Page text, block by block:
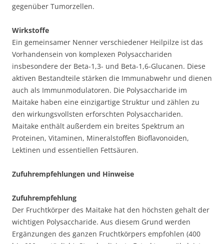
gegenüber Tumorzellen.
Wirkstoffe
Ein gemeinsamer Nenner verschiedener Heilpilze ist das
Vorhandensein von komplexen Polysacchariden
insbesondere der Beta-1,3- und Beta-1,6-Glucanen. Diese
aktiven Bestandteile stärken die Immunabwehr und dienen
auch als Immunmodulatoren. Die Polysaccharide im
Maitake haben eine einzigartige Struktur und zählen zu
den wirkungsvollsten erforschten Polysacchariden.
Maitake enthält außerdem ein breites Spektrum an
Proteinen, Vitaminen, Mineralstoffen Bioflavonoiden,
Lektinen und essentiellen Fettsäuren.
Zufuhrempfehlungen und Hinweise
Zufuhrempfehlung
Der Fruchtkörper des Maitake hat den höchsten gehalt der
wichtigen Polysaccharide. Aus diesem Grund werden
Ergänzungen des ganzen Fruchtkörpers empfohlen (400